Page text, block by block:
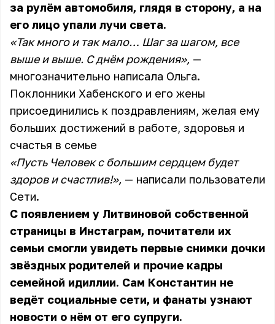
за рулём автомобиля, глядя в сторону, а на
его лицо упали лучи света.
«Так много и так мало… Шаг за шагом, все
выше и выше. С днём рождения», —
многозначительно написала Ольга.
Поклонники Хабенского и его жены
присоединились к поздравлениям, желая ему
больших достижений в работе, здоровья и
счастья в семье
«Пусть Человек с большим сердцем будет
здоров и счастлив!», — написали пользователи
Сети.
С появлением у Литвиновой собственной
страницы в Инстаграм, почитатели их
семьи смогли увидеть первые снимки дочки
звёздных родителей и прочие кадры
семейной идиллии. Сам Константин не
ведёт социальные сети, и фанаты узнают
новости о нём от его супруги.